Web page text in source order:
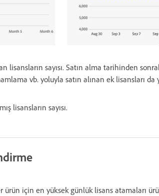
lisansların sayısı. Satın alma tarihinden
vb. yoluyla satın alınan ek lisansları da
lisansların sayısı.
ürün için en yüksek günlük lisans atamaları